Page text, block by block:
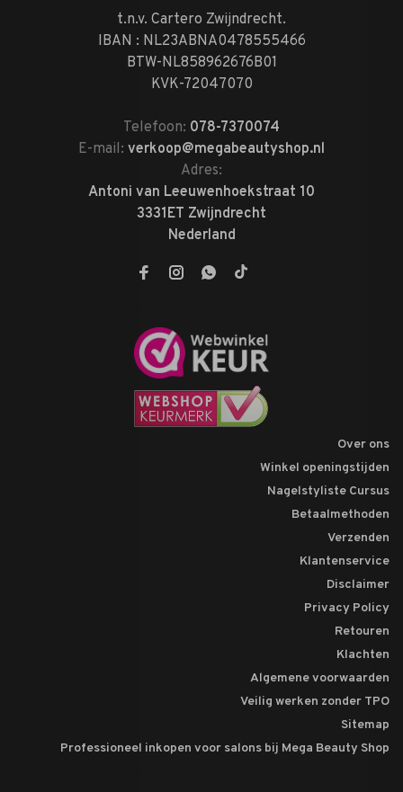
t.n.v. Cartero Zwijndrecht.
IBAN : NL23ABNA0478555466
BTW-NL858962676B01
KVK-72047070
Telefoon: 078-7370074
E-mail: verkoop@megabeautyshop.nl
Adres:
Antoni van Leeuwenhoekstraat 10
3331ET Zwijndrecht
Nederland
Over ons
Winkel openingstijden
Nagelstyliste Cursus
Betaalmethoden
Verzenden
Klantenservice
Disclaimer
Privacy Policy
Retouren
Klachten
Algemene voorwaarden
Veilig werken zonder TPO
Sitemap
Professioneel inkopen voor salons bij Mega Beauty Shop